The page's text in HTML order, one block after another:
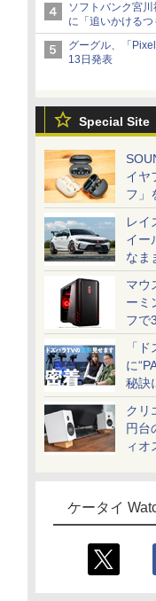
ソフトバンク宮
に「追いかけるつ
グーグル、「
13日発表
Special Site
イヤ
フ」
レイ
イー
なま
マウ
ーミ
フで
「
に
秘訣
クリ
円台
ィオ
ケータイ